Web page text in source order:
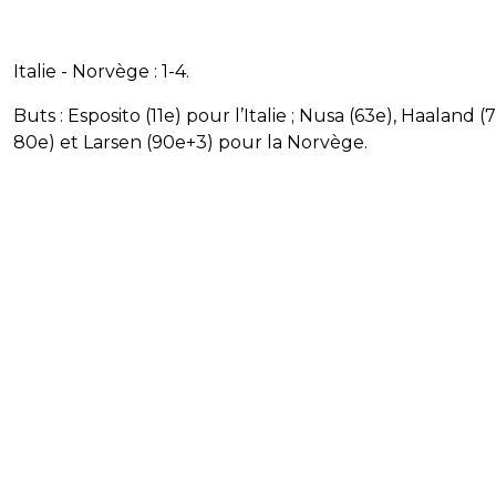
Italie - Norvège : 1-4.
Buts : Esposito (11e) pour l’Italie ; Nusa (63e), Haaland
80e) et Larsen (90e+3) pour la Norvège.